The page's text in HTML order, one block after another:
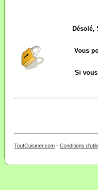
Désolé,
Vous
Si
ToutCuisiner.com - Conditions